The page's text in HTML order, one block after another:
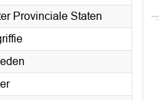
Provinciale Staten